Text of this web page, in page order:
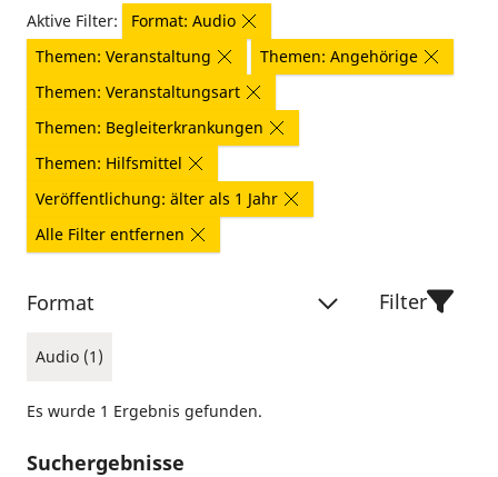
Aktive Filter:
Format: Audio
Themen: Veranstaltung
Themen: Angehörige
Themen: Veranstaltungsart
Themen: Begleiterkrankungen
Themen: Hilfsmittel
Veröffentlichung: älter als 1 Jahr
Alle Filter entfernen
Format
Audio (1)
Filter
Es wurde 1 Ergebnis gefunden.
Suchergebnisse